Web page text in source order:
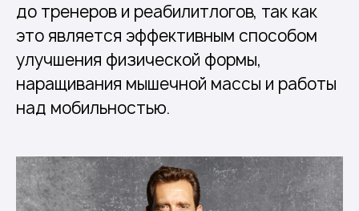
до тренеров и реабилитлогов, так как
это является эффективным способом
улучшения физической формы,
наращивания мышечной массы и работы
над мобильностью.